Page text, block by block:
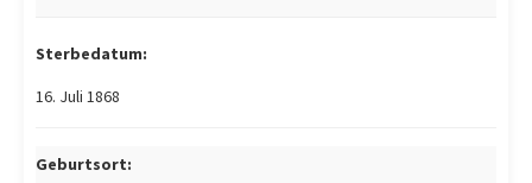
Sterbedatum:
16. Juli 1868
Geburtsort: